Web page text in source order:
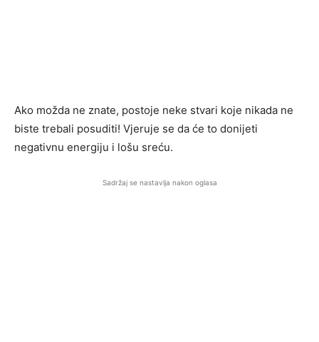
Ako možda ne znate, postoje neke stvari koje nikada ne
biste trebali posuditi! Vjeruje se da će to donijeti
negativnu energiju i lošu sreću.
Sadržaj se nastavlja nakon oglasa